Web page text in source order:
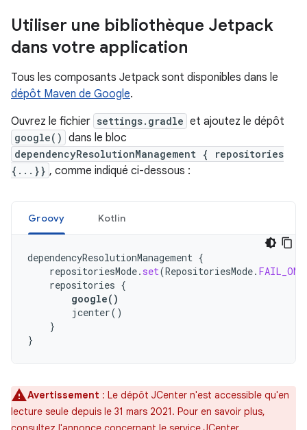
Utiliser une bibliothèque Jetpack
dans votre application
Tous les composants Jetpack sont disponibles dans le
dépôt Maven de Google.
Ouvrez le fichier settings.gradle et ajoutez le dépôt
google() dans le bloc
dependencyResolutionManagement { repositories
{...}} , comme indiqué ci-dessous :
Groovy Kotlin
dependencyResolutionManagement {
repositoriesMode. set(RepositoriesMode.
repositories {
google()
jcenter()
}
}
Avertissement : Le dépôt JCenter n'est accessible qu'en
lecture seule depuis le 31 mars 2021. Pour en savoir plus,